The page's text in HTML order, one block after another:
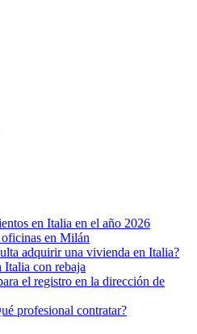
en Italia en el año 2026
en Milán
adquirir una vivienda en Italia?
con rebaja
el registro en la dirección de
profesional contratar?